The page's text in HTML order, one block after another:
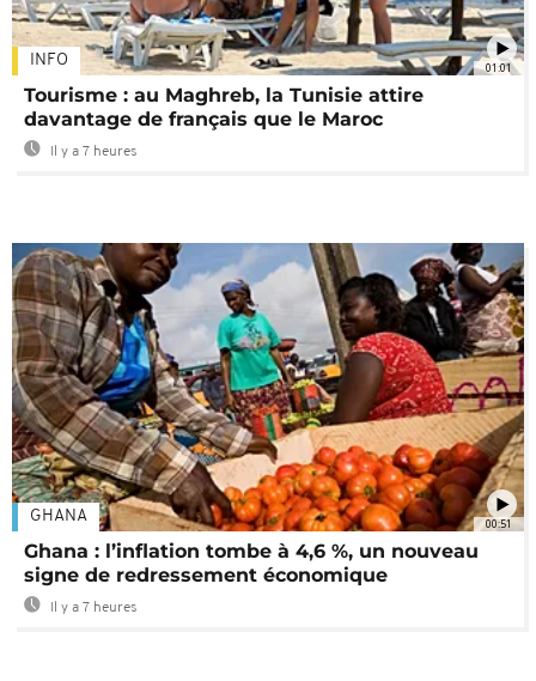
01:01
INFO
Tourisme : au Maghreb, la Tunisie attire
davantage de français que le Maroc
Il y a 7 heures
00:51
GHANA
Ghana : l’inflation tombe à 4,6 %, un nouveau
signe de redressement économique
Il y a 7 heures